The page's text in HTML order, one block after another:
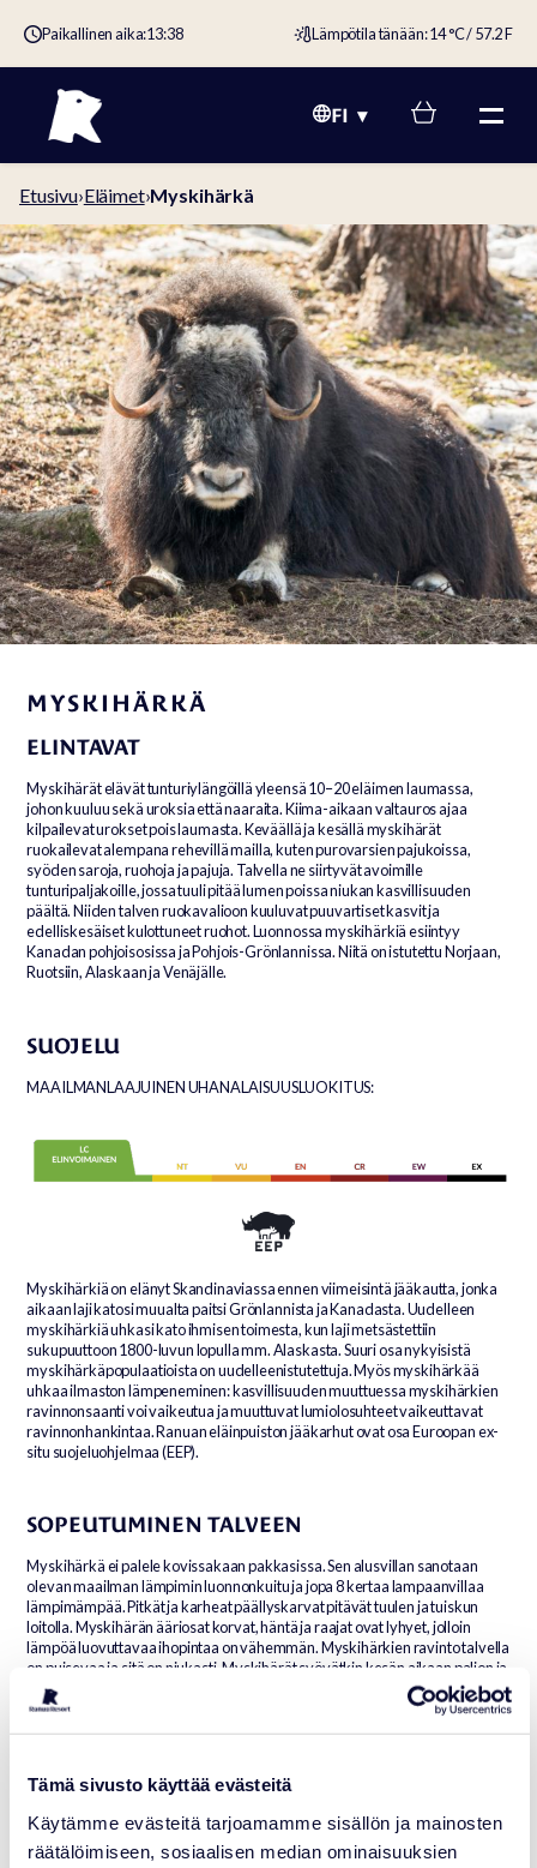
Tämä sivusto käyttää evästeitä
Käytämme evästeitä tarjoamamme sisällön ja mainosten
räätälöimiseen, sosiaalisen median ominaisuuksien
Paikallinen aika:13:38 Lämpötila tänään: 14 °C / 57.2 F
FI
Etusivu›Eläimet›Myskihärkä
MYSKIHÄRKÄ
ELINTAVAT
Myskihärät elävät tunturiylängöillä yleensä 10–20 eläimen laumassa,
johon kuuluu sekä uroksia että naaraita. Kiima-aikaan valtauros ajaa
kilpailevat urokset pois laumasta. Keväällä ja kesällä myskihärät
ruokailevat alempana rehevillä mailla, kuten purovarsien pajukoissa,
syöden saroja, ruohoja ja pajuja. Talvella ne siirtyvät avoimille
tunturipaljakoille, jossa tuuli pitää lumen poissa niukan kasvillisuuden
päältä. Niiden talven ruokavalioon kuuluvat puuvartiset kasvit ja
edelliskesäiset kulottuneet ruohot. Luonnossa myskihärkiä esiintyy
Kanadan pohjoisosissa ja Pohjois-Grönlannissa. Niitä on istutettu Norjaan,
Ruotsiin, Alaskaan ja Venäjälle.
SUOJELU
MAAILMANLAAJUINEN UHANALAISUUSLUOKITUS:
Myskihärkiä on elänyt Skandinaviassa ennen viimeisintä jääkautta, jonka
aikaan laji katosi muualta paitsi Grönlannista ja Kanadasta. Uudelleen
myskihärkiä uhkasi kato ihmisen toimesta, kun laji metsästettiin
sukupuuttoon 1800-luvun lopulla mm. Alaskasta. Suuri osa nykyisistä
myskihärkäpopulaatioista on uudelleenistutettuja. Myös myskihärkää
uhkaa ilmaston lämpeneminen: kasvillisuuden muuttuessa myskihärkien
ravinnonsaanti voi vaikeutua ja muuttuvat lumiolosuhteet vaikeuttavat
ravinnonhankintaa. Ranuan eläinpuiston jääkarhut ovat osa Euroopan ex-
situ suojeluohjelmaa (EEP).
SOPEUTUMINEN TALVEEN
Myskihärkä ei palele kovissakaan pakkasissa. Sen alusvillan sanotaan
olevan maailman lämpimin luonnonkuitu ja jopa 8 kertaa lampaanvillaa
lämpimämpää. Pitkät ja karheat päällyskarvat pitävät tuulen ja tuiskun
loitolla. Myskihärän ääriosat korvat, häntä ja raajat ovat lyhyet, jolloin
lämpöä luovuttavaa ihopintaa on vähemmän. Myskihärkien ravinto talvella
on puisevaa ja sitä on niukasti. Myskihärät syövätkin kesän aikaan paljon ja
keräävät näin vararavintoa nahkansa alle talven varalle. Ne liikkuvat
verkkaisesti ja harkiten, eivätkä tuhlaa energiaa turhaan.
MYSKIHÄRKÄ